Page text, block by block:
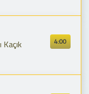
4:00